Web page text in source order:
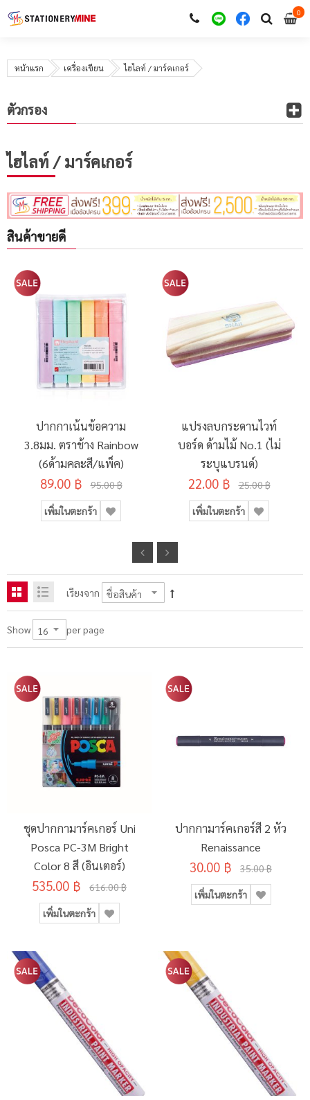
00
หน้าแรก เครื่องเขียน ไฮไลท์ / มาร์คเกอร์
ไฮไลท์ / มาร์คเกอร์
สินค้าขายดี
ปากกาเน้นข้อความ
3.8มม. ตราช้าง Rainbow
(6ด้ามคละสี/แพ็ค)
89.00 ฿ 95.00 ฿
เพิ่มในตะกร้า
แปรงลบกระดานไวท์
บอร์ด ด้ามไม้ No.1 (ไม่
ระบุแบรนด์)
22.00 ฿ 25.00 ฿
เพิ่มในตะกร้า
เรียงจาก
Show per page
ชุดปากกามาร์คเกอร์ Uni
Posca PC-3M Bright
Color 8 สี (อินเตอร์)
535.00 ฿ 616.00 ฿
เพิ่มในตะกร้า
ปากกามาร์คเกอร์สี 2 หัว
Renaissance
30.00 ฿ 35.00 ฿
เพิ่มในตะกร้า
ตัวกรอง